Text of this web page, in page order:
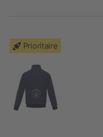
Prioritaire